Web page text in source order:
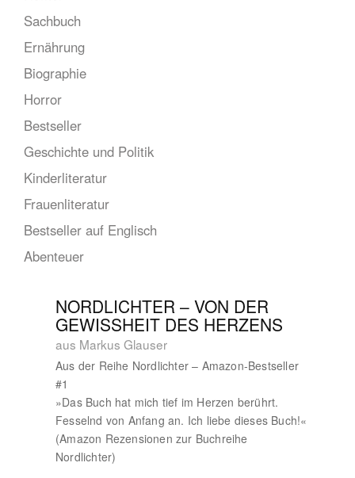
Sachbuch
Ernährung
Biographie
Horror
Bestseller
Geschichte und Politik
Kinderliteratur
Frauenliteratur
Bestseller auf Englisch
Abenteuer
NORDLICHTER – VON DER
GEWISSHEIT DES HERZENS
aus Markus Glauser
Aus der Reihe Nordlichter – Amazon-Bestseller
#1
»Das Buch hat mich tief im Herzen berührt.
Fesselnd von Anfang an. Ich liebe dieses Buch!«
(Amazon Rezensionen zur Buchreihe
Nordlichter)